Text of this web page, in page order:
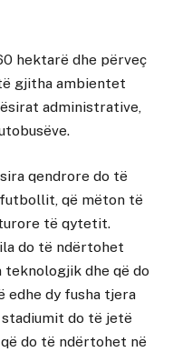
hektarë dhe përveç
gjitha ambientet
administrative,
qendrore do të
që mëton të
të qytetit.
do të ndërtohet
teknologjik dhe që do
edhe dy fusha tjera
do të jetë
do të ndërtohet në